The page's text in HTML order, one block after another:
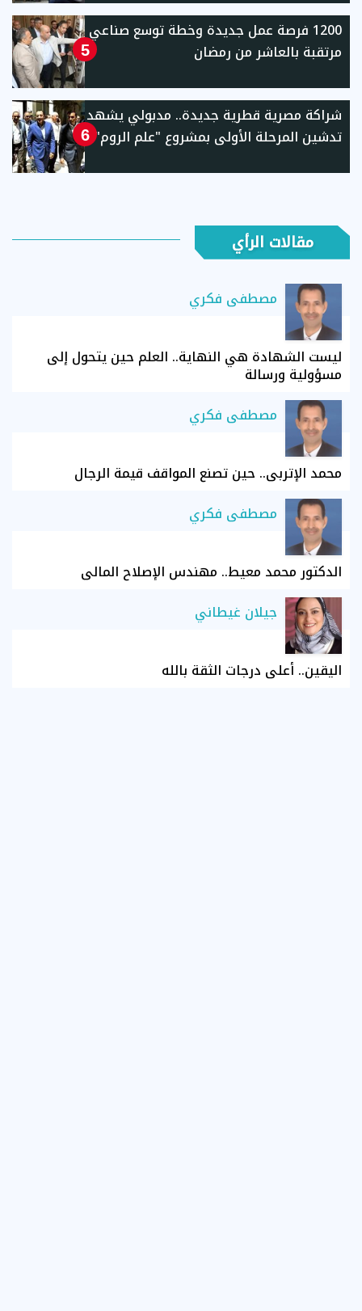
5
1200 فرصة عمل جديدة وخطة توسع صناعي
مرتقبة بالعاشر من رمضان
6
شراكة مصرية قطرية جديدة.. مدبولي يشهد
تدشين المرحلة الأولى بمشروع "علم الروم"
مقالات الرأي
مصطفى فكري
ليست الشهادة هي النهاية.. العلم حين يتحول إلى
مسؤولية ورسالة
مصطفى فكري
محمد الإتربي.. حين تصنع المواقف قيمة الرجال
مصطفى فكري
الدكتور محمد معيط.. مهندس الإصلاح المالي
جيلان غيطاني
اليقين.. أعلى درجات الثقة بالله